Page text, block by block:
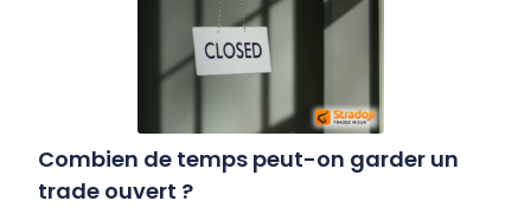
Combien de temps peut-on garder un
trade ouvert ?